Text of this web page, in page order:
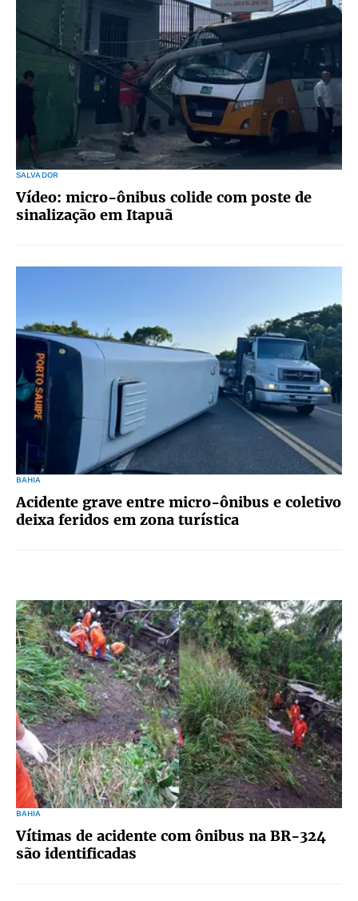
SALVADOR
Vídeo: micro-ônibus colide com poste de
sinalização em Itapuã
BAHIA
Acidente grave entre micro-ônibus e coletivo
deixa feridos em zona turística
BAHIA
Vítimas de acidente com ônibus na BR-324
são identificadas